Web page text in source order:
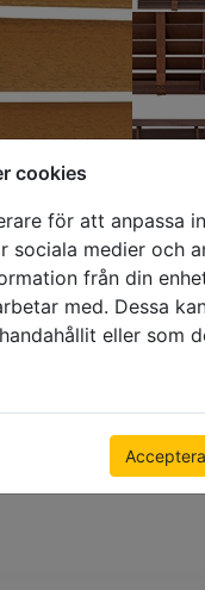
cookies
för att anpassa
sociala medier och
från din
med. Dessa
eller som
+4